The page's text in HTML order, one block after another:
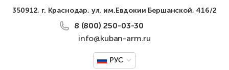
350912, г. Краснодар, ул. им.Евдокии Бершанской, 416/2
8 (800) 250-03-30
info@kuban-arm.ru
РУС